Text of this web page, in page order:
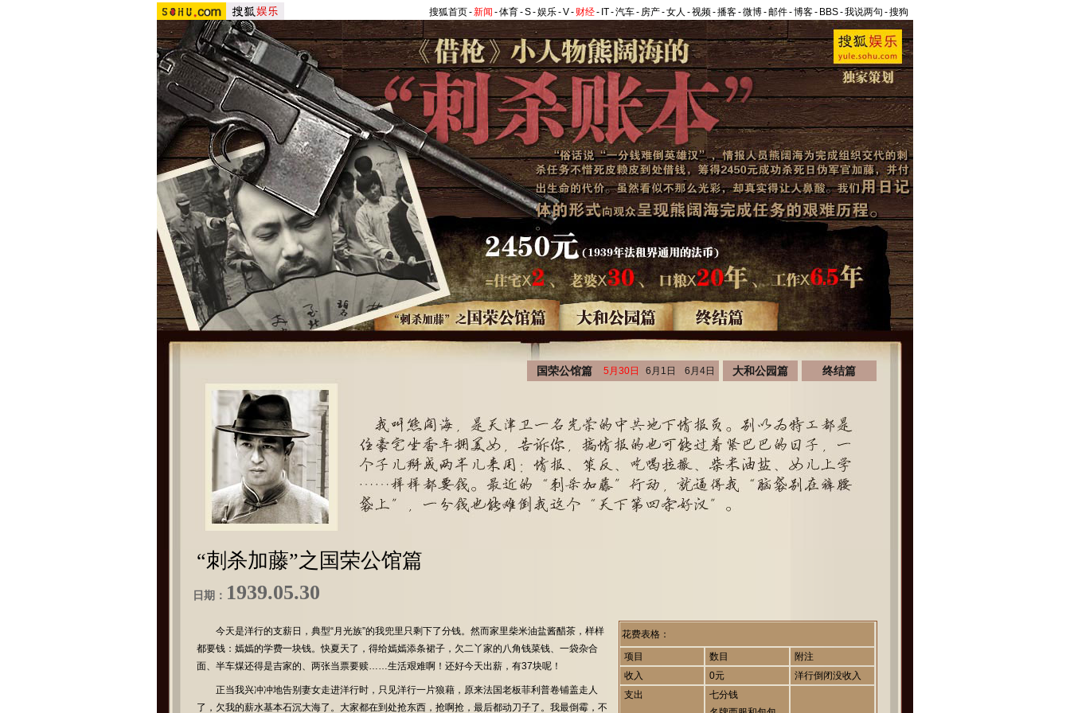
搜狐首页-新闻 -体育-S-娱乐-V- 财经- IT-汽车- 房产-女人 -视频-播客-微博-邮件-博客- BBS-我说两句 -搜狗
国荣公馆篇 5月30日 6月1日 6月4日 大和公园篇 终结篇
“刺杀加藤”之国荣公馆篇
日期： 1939.05.30
今天是洋行的支薪日，典型“月光族”的我兜里只剩下了分钱。然而家里柴米油盐酱醋茶，样样
都要钱：嫣嫣的学费一块钱。快夏天了，得给嫣嫣添条裙子，欠二丫家的八角钱菜钱、一袋杂合
面、半车煤还得是吉家的、两张当票要赎……生活艰难啊！还好今天出薪，有37块呢！
正当我兴冲冲地告别妻女走进洋行时，只见洋行一片狼藉，原来法国老板菲利普卷铺盖走人
了，欠我的薪水基本石沉大海了。大家都在到处抢东西，抢啊抢，最后都动刀子了。我最倒霉，不
花费表格：
项目
数目
附注
收入
0元
洋行倒闭没收入
支出
七分钱